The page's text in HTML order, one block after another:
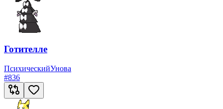
Готителле
ПсихическийУнова
#836